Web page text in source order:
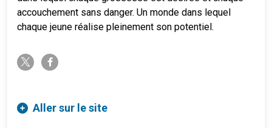
accouchement sans danger. Un monde dans lequel
chaque jeune réalise pleinement son potentiel.
twitter-x facebook-f
Aller sur le site